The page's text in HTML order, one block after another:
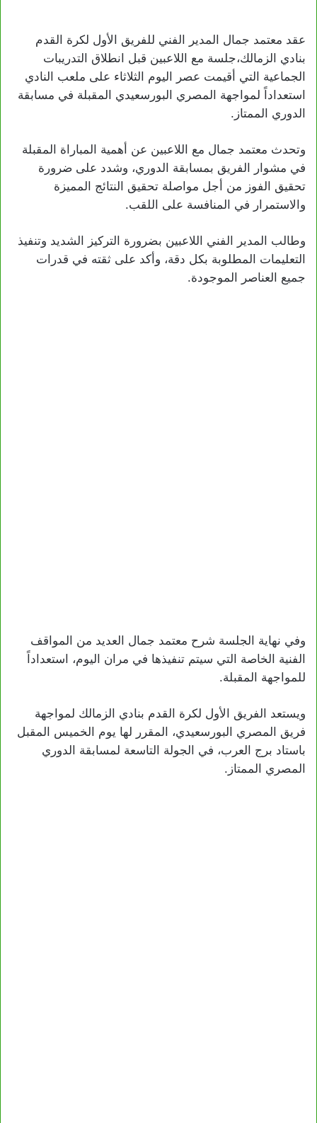
عقد معتمد جمال المدير الفني للفريق الأول لكرة القدم
بنادي الزمالك،جلسة مع اللاعبين قبل انطلاق التدريبات
الجماعية التي أقيمت عصر اليوم الثلاثاء على ملعب النادي
استعداداً لمواجهة المصري البورسعيدي المقبلة في مسابقة
الدوري الممتاز.
وتحدث معتمد جمال مع اللاعبين عن أهمية المباراة المقبلة
في مشوار الفريق بمسابقة الدوري، وشدد على ضرورة
تحقيق الفوز من أجل مواصلة تحقيق النتائج المميزة
والاستمرار في المنافسة على اللقب.
وطالب المدير الفني اللاعبين بضرورة التركيز الشديد وتنفيذ
التعليمات المطلوبة بكل دقة، وأكد على ثقته في قدرات
جميع العناصر الموجودة.
وفي نهاية الجلسة شرح معتمد جمال العديد من المواقف
الفنية الخاصة التي سيتم تنفيذها في مران اليوم، استعداداً
للمواجهة المقبلة.
ويستعد الفريق الأول لكرة القدم بنادي الزمالك لمواجهة
فريق المصري البورسعيدي، المقرر لها يوم الخميس المقبل
باستاد برج العرب، في الجولة التاسعة لمسابقة الدوري
المصري الممتاز.